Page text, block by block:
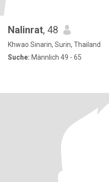
Nalinrat, 48
Khwao Sinarin, Surin, Thailand
Suche: Männlich 49 - 65